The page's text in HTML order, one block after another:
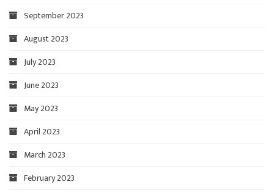
September 2023
August 2023
July 2023
June 2023
May 2023
April 2023
March 2023
February 2023